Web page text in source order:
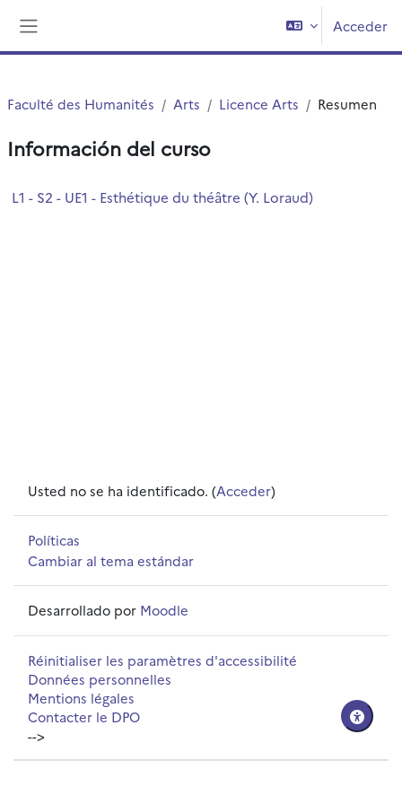
Acceder
Faculté des Humanités Arts Licence Arts Resumen
Información del curso
L1 - S2 - UE1 - Esthétique du théâtre (Y. Loraud)
Usted no se ha identificado. (Acceder)
Políticas
Cambiar al tema estándar
Desarrollado por Moodle
Réinitialiser les paramètres d'accessibilité
Données personnelles
Mentions légales
Contacter le DPO
-->